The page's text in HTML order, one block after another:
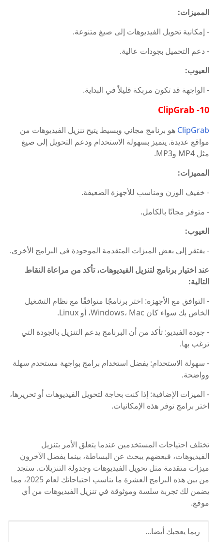
المميزات:
- إمكانية تحويل الفيديوهات إلى صيغ متنوعة.
- دعم التحميل بجودات عالية.
العيوب:
- الواجهة قد تكون مربكة قليلاً في البداية.
10- ClipGrab
ClipGrab هو برنامج مجاني وبسيط يتيح تنزيل الفيديوهات من
مواقع عديدة. يتميز بسهولة الاستخدام ودعم التحويل إلى صيغ
مثل MP4 وMP3.
المميزات:
- خفيف الوزن ومناسب للأجهزة الضعيفة.
- متوفر مجانًا بالكامل.
العيوب:
- يفتقر إلى بعض الميزات المتقدمة الموجودة في البرامج الأخرى.
عند اختيار برنامج لتنزيل الفيديوهات، تأكد من مراعاة النقاط
التالية:
- التوافق مع الأجهزة: اختر برنامجًا متوافقًا مع نظام التشغيل
الخاص بك سواء كان Windows، Mac، أو Linux.
- جودة الفيديو: تأكد من أن البرنامج يدعم التنزيل بالجودة التي
ترغب بها.
- سهولة الاستخدام: يفضل استخدام برامج بواجهة مستخدم سهلة
وواضحة.
- الميزات الإضافية: إذا كنت بحاجة لتحويل الفيديوهات أو تحريرها،
اختر برامج توفر هذه الإمكانيات.
تختلف احتياجات المستخدمين عندما يتعلق الأمر بتنزيل
الفيديوهات، فبعضهم يبحث عن البساطة، بينما يفضل الآخرون
ميزات متقدمة مثل تحويل الفيديوهات وجدولة التنزيلات. ستجد
من بين هذه البرامج العشرة ما يناسب احتياجاتك لعام 2025، مما
يضمن لك تجربة سلسة وموثوقة في تنزيل الفيديوهات من أي
موقع.
ربما يعجبك أيضا...